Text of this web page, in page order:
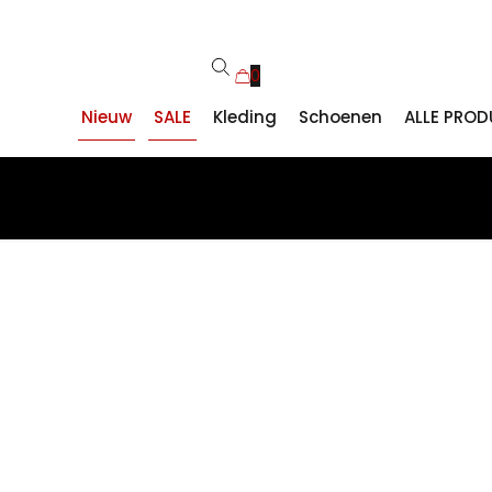
0
Nieuw SALE Kleding Schoenen ALLE